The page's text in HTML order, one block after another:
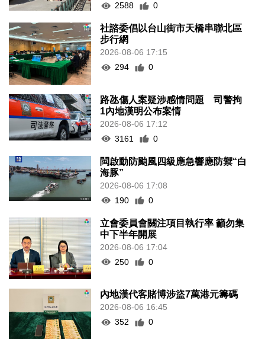
2588
0
社諮委倡以台山街市天橋串聯北區
步行網
2026-08-06 17:15
294
0
路氹傷人案疑涉感情問題 司警拘
1內地漢明公布案情
2026-08-06 17:12
3161
0
閩啟動防颱風四級應急響應防禦“白
海豚”
2026-08-06 17:08
190
0
立會委員會關注項目執行率 籲勿集
中下半年開展
2026-08-06 17:04
250
0
內地漢代客賭博涉盜7萬港元籌碼
2026-08-06 16:45
352
0